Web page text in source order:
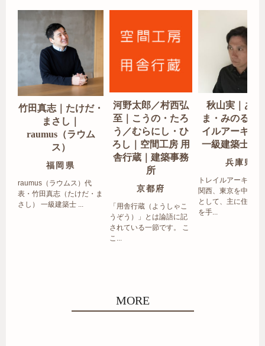
竹田真志｜たけだ・
まさし｜
raumus（ラウム
ス）
福岡県
raumus（ラウムス）代
表・竹田真志（たけだ・ま
さし） 一級建築士 ...
河野太郎／村西弘
至｜こうの・たろ
う／むらにし・ひ
ろし｜空間工房 用
舎行蔵｜建築事務
所
京都府
「用舎行蔵（ようしゃこ
うぞう）」とは論語に記
されている一節です。 こ
こ...
秋山実｜あき
ま・みのる｜
イルアーキテ
一級建築士事
兵庫県
トレイルアーキテク
関西、東京を中心エ
として、主に住宅の
を手...
MORE